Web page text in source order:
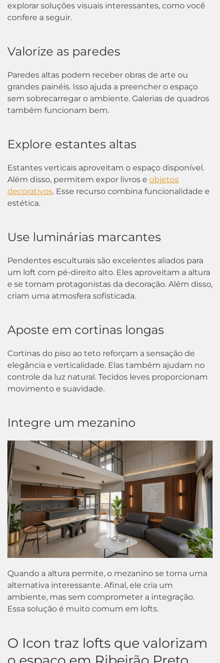
explorar soluções visuais interessantes, como você
confere a seguir.
Valorize as paredes
Paredes altas podem receber obras de arte ou
grandes painéis. Isso ajuda a preencher o espaço
sem sobrecarregar o ambiente. Galerias de quadros
também funcionam bem.
Explore estantes altas
Estantes verticais aproveitam o espaço disponível.
Além disso, permitem expor livros e objetos
decorativos. Esse recurso combina funcionalidade e
estética.
Use luminárias marcantes
Pendentes esculturais são excelentes aliados para
um loft com pé-direito alto. Eles aproveitam a altura
e se tornam protagonistas da decoração. Além disso,
criam uma atmosfera sofisticada.
Aposte em cortinas longas
Cortinas do piso ao teto reforçam a sensação de
elegância e verticalidade. Elas também ajudam no
controle da luz natural. Tecidos leves proporcionam
movimento e suavidade.
Integre um mezanino
Quando a altura permite, o mezanino se torna uma
alternativa interessante. Afinal, ele cria um
ambiente, mas sem comprometer a integração.
Essa solução é muito comum em lofts.
O Icon traz lofts que valorizam